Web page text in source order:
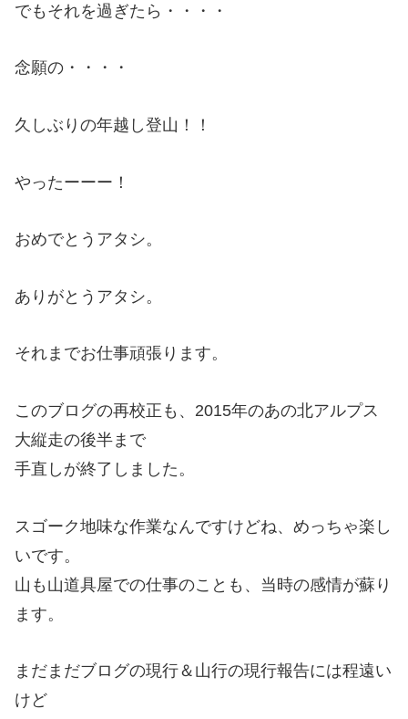
でもそれを過ぎたら・・・・
念願の・・・・
久しぶりの年越し登山！！
やったーーー！
おめでとうアタシ。
ありがとうアタシ。
それまでお仕事頑張ります。
このブログの再校正も、2015年のあの北アルプス
大縦走の後半まで
手直しが終了しました。
スゴーク地味な作業なんですけどね、めっちゃ楽し
いです。
山も山道具屋での仕事のことも、当時の感情が蘇り
ます。
まだまだブログの現行＆山行の現行報告には程遠い
けど